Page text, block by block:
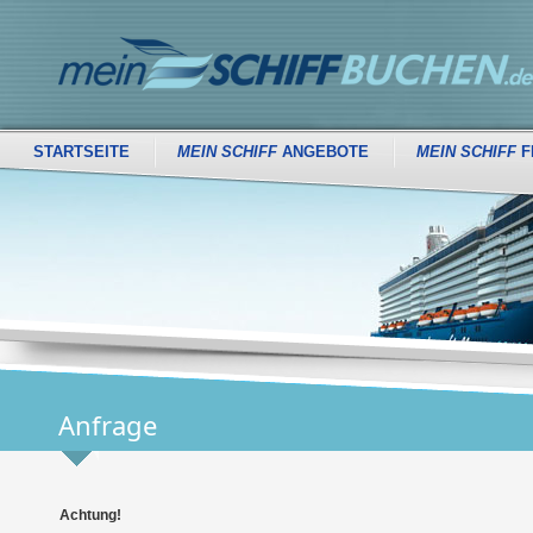
STARTSEITE MEIN SCHIFFANGEBOTE MEIN SCHIFF
Anfrage
Achtung!